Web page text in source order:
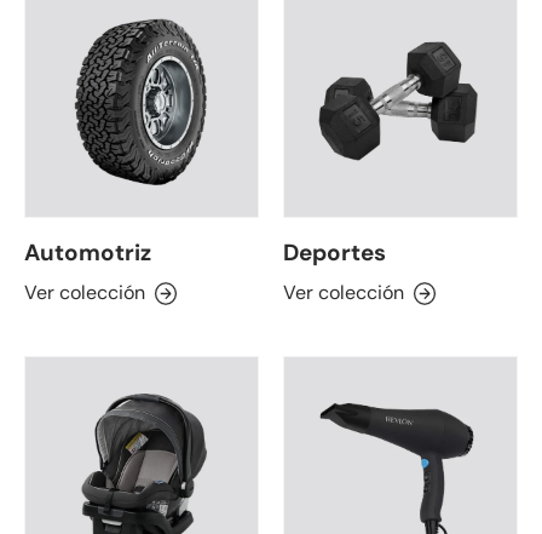
Automotriz
Ver colección
Deportes
Ver colección